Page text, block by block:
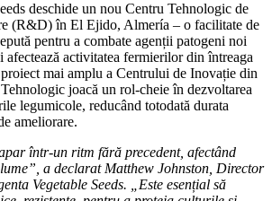
deschide un nou Centru Tehnologic de
(R&D) în El Ejido, Almería – o facilitate de
pentru a combate agenții patogeni noi
afectează activitatea fermierilor din întreaga
mai amplu a Centrului de Inovație din
joacă un rol-cheie în dezvoltarea
legumicole, reducând totodată durata
ameliorare.
într-un ritm fără precedent, afectând
a declarat Matthew Johnston, Director
Vegetable Seeds. „Este esențial să